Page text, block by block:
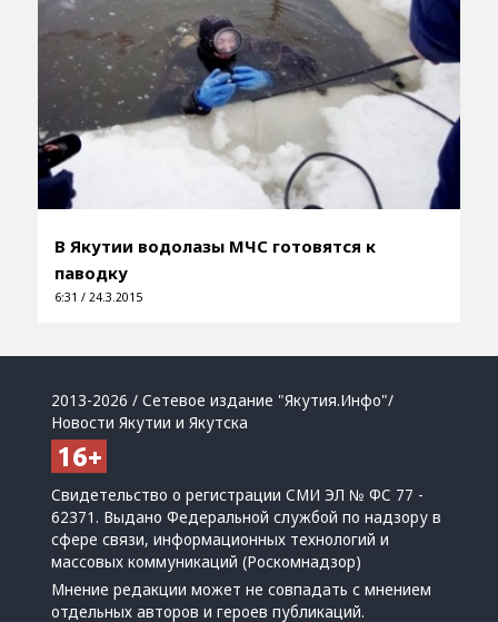
В Якутии водолазы МЧС готовятся к
паводку
6:31 / 24.3.2015
2013-2026 / Сетевое издание "Якутия.Инфо"/
Новости Якутии и Якутска
Свидетельство о регистрации СМИ ЭЛ № ФС 77 -
62371. Выдано Федеральной службой по надзору в
сфере связи, информационных технологий и
массовых коммуникаций (Роскомнадзор)
Мнение редакции может не совпадать с мнением
отдельных авторов и героев публикаций.